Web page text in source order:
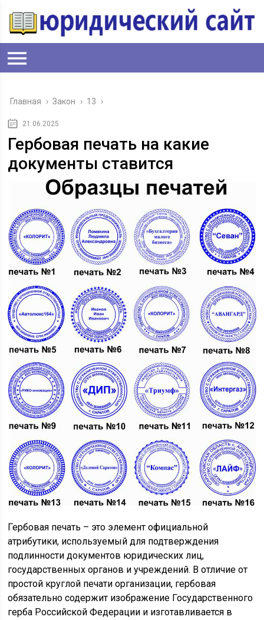
Главная › Закон › 13 ›
21.06.2025
Гербовая печать на какие
документы ставится
Гербовая печать – это элемент официальной
атрибутики, используемый для подтверждения
подлинности документов юридических лиц,
государственных органов и учреждений. В отличие от
простой круглой печати организации, гербовая
обязательно содержит изображение Государственного
герба Российской Федерации и изготавливается в